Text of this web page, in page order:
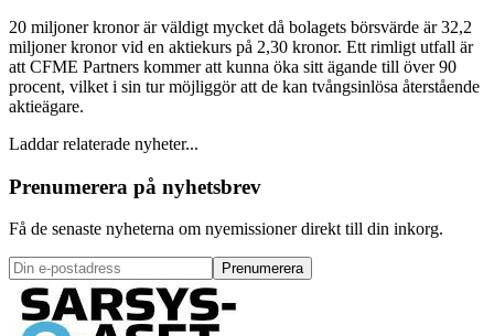
20 miljoner kronor är väldigt mycket då bolagets börsvärde är 32,2
miljoner kronor vid en aktiekurs på 2,30 kronor. Ett rimligt utfall är
att CFME Partners kommer att kunna öka sitt ägande till över 90
procent, vilket i sin tur möjliggör att de kan tvångsinlösa återstående
aktieägare.
Laddar relaterade nyheter...
Prenumerera på nyhetsbrev
Få de senaste nyheterna om nyemissioner direkt till din inkorg.
Prenumerera